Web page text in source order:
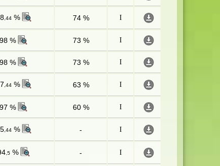
,44% 74 % I
98 % 73 % I
98 % 73 % I
,44% 63 % I
97 % 60 % I
,44% - I
,5% - I